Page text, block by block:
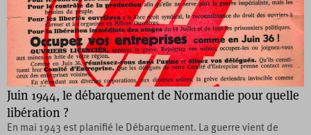
Juin 1944, le débarquement de Normandie pour quelle
libération ?
En mai 1943 est planifié le Débarquement. La guerre vient de